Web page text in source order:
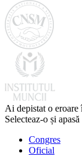
Ai depistat o eroare
Selecteaz-o și
Congres
Oficial